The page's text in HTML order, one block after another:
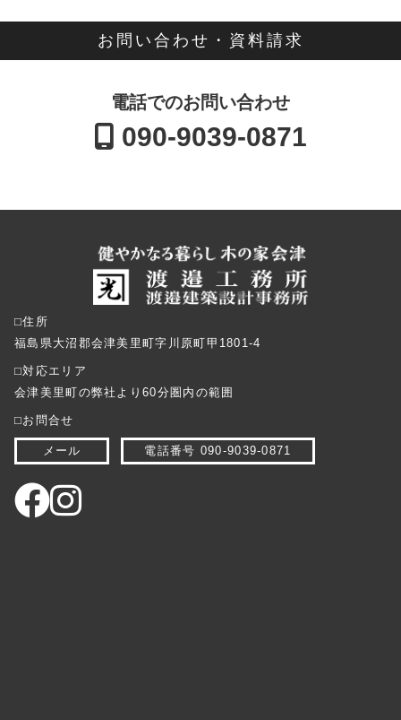
お問い合わせ・資料請求
電話でのお問い合わせ
090-9039-0871
⬜︎住所
福島県大沼郡会津美里町字川原町甲1801-4
⬜︎対応エリア
会津美里町の弊社より60分圏内の範囲
⬜︎お問合せ
メール 電話番号 090-9039-0871